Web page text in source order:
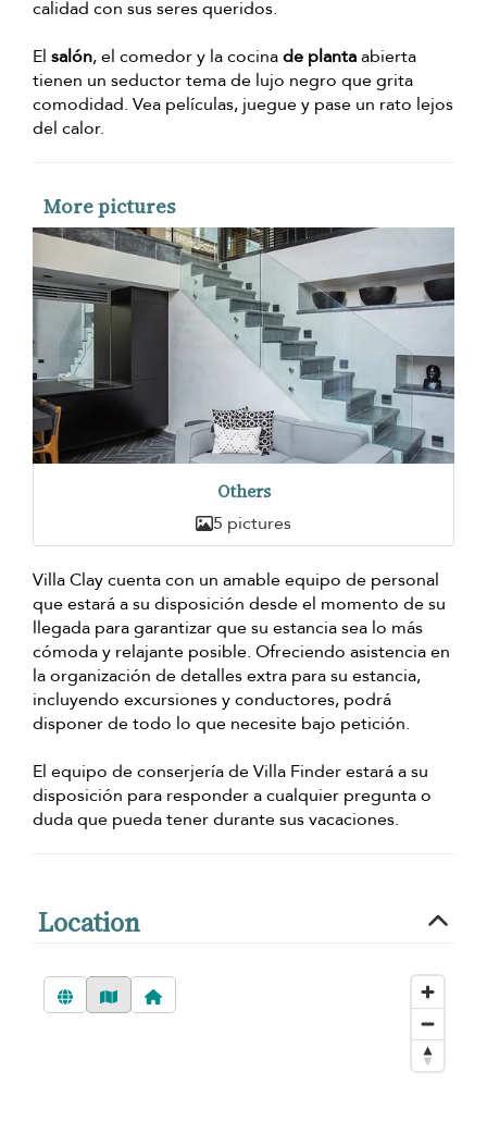
calidad con sus seres queridos.
El salón, el comedor y la cocinade plantaabierta
tienen un seductor tema de lujo negro que grita
comodidad. Vea películas, juegue y pase un rato lejos
del calor.
More pictures
Others
5 pictures
Villa Clay cuenta con un amable equipo de personal
que estará a su disposición desde el momento de su
llegada para garantizar que su estancia sea lo más
cómoda y relajante posible. Ofreciendo asistencia en
la organización de detalles extra para su estancia,
incluyendo excursiones y conductores, podrá
disponer de todo lo que necesite bajo petición.
El equipo de conserjería de Villa Finder estará a su
disposición para responder a cualquier pregunta o
duda que pueda tener durante sus vacaciones.
Location